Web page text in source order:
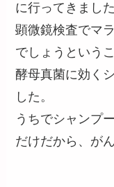
に行ってきまし
顕微鏡検査でマ
でしょうというこ
酵母真菌に効く
した。
うちでシャンプ
だけだから、が